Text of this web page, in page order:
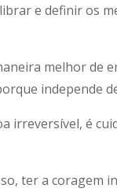
e definir os
melhor de
independe
irreversível, é
ter a coragem